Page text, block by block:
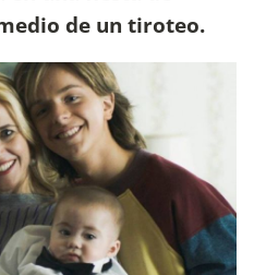
de un tiroteo.